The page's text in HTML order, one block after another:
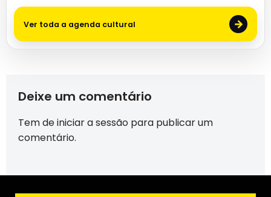
Ver toda a agenda cultural →
Deixe um comentário
Tem deiniciar a sessão para publicar um
comentário.